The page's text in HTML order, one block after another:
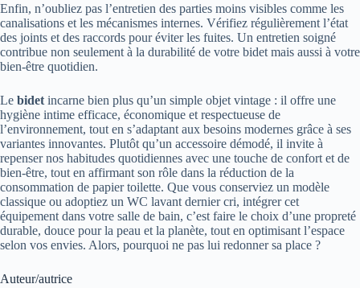
Enfin, n’oubliez pas l’entretien des parties moins visibles comme les
canalisations et les mécanismes internes. Vérifiez régulièrement l’état
des joints et des raccords pour éviter les fuites. Un entretien soigné
contribue non seulement à la durabilité de votre bidet mais aussi à votre
bien-être quotidien.
Le bidet incarne bien plus qu’un simple objet vintage : il offre une
hygiène intime efficace, économique et respectueuse de
l’environnement, tout en s’adaptant aux besoins modernes grâce à ses
variantes innovantes. Plutôt qu’un accessoire démodé, il invite à
repenser nos habitudes quotidiennes avec une touche de confort et de
bien-être, tout en affirmant son rôle dans la réduction de la
consommation de papier toilette. Que vous conserviez un modèle
classique ou adoptiez un WC lavant dernier cri, intégrer cet
équipement dans votre salle de bain, c’est faire le choix d’une propreté
durable, douce pour la peau et la planète, tout en optimisant l’espace
selon vos envies. Alors, pourquoi ne pas lui redonner sa place ?
Auteur/autrice